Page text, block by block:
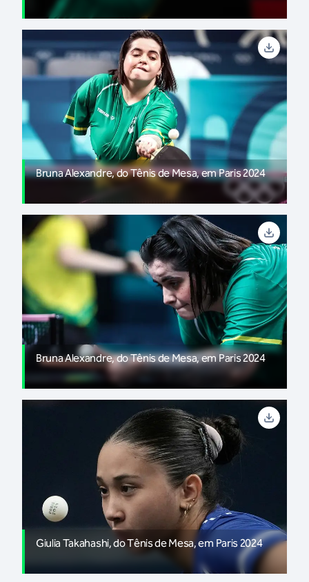
Bruna Alexandre, do Tênis de Mesa, em Paris 2024
Bruna Alexandre, do Tênis de Mesa, em Paris 2024
Giulia Takahashi, do Tênis de Mesa, em Paris 2024